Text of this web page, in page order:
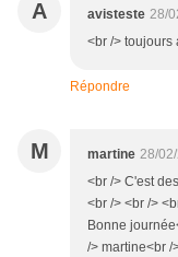
A avisteste 28/
<br /> toujours
Répondre
M martine 28/
<br /> C'est
<br /> <br />
Bonne
/> martine<br /